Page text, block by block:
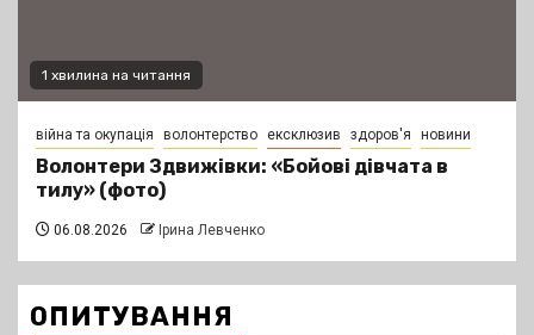
1 хвилина на читання
війна та окупація волонтерство ексклюзив здоров'я новини
Волонтери Здвижівки: «Бойові дівчата в
тилу» (фото)
06.08.2026 Ірина Левченко
ОПИТУВАННЯ